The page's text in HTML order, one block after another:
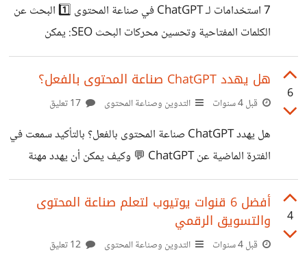
https://www.linkedin.com/in/jaybaer 2️⃣ Robert
Rose أحد خبراء استراتيجية المحتوى والتسويق، يقدم عبر
حسابه معلومات ونصائح عن صناعة المحتوى والتسويق الرقمي
https://www.linkedin.com/in/robrose 3️⃣ Donna
Moritz خبيرة التسويق الرقمي والمحتوى
7 استخدامات لـ ChatGPT في صناعة المحتوى 1️⃣ البحث عن
الكلمات المفتاحية وتحسين محركات البحث SEO: يمكن
الاستعانة به في استخراج قوائم الكلمات المفتاحية المتعلقة
بالموضوع الذي تبحث عنه، وبالتالي توظيفها في استراتيجية
تحسين محركات البحث. 2️⃣ اقتراح العناوين: تُعد كتابة العناوين
ChatGPT إذ يوفر اقتراحات عناوين رائعة ومميزة بالاعتماد
على المحاور التي تزوده بها. 3️⃣ إنشاء مخطط تفصيلي للمقالات:
بدءاً من المقدمة وحتى الخاتمة، يساعدك ChatGPT في
استخدام المخطط
6
هل يهدد ChatGPT صناعة المحتوى بالفعل؟
قبل 4 سنوات التدوين وصناعة المحتوى
هل يهدد ChatGPT صناعة المحتوى بالفعل؟ بالتأكيد سمعت في
الفترة الماضية عن ChatGPT 💬 وكيف يمكن أن يهدد مهنة
صناعة المحتوى! انتظرت فترة حتى يستنى لكم تجربته، قبل أن
أشارككم بعض الآراء بشأن التخوفات التي سادت في مجال
تطويره بواسطة الذكاء الصنعي. يملك هذا الروبوت القدرة على
4
أفضل 6 قنوات يوتيوب لتعلم صناعة المحتوى
والتسويق الرقمي
قبل 4 سنوات التدوين وصناعة المحتوى